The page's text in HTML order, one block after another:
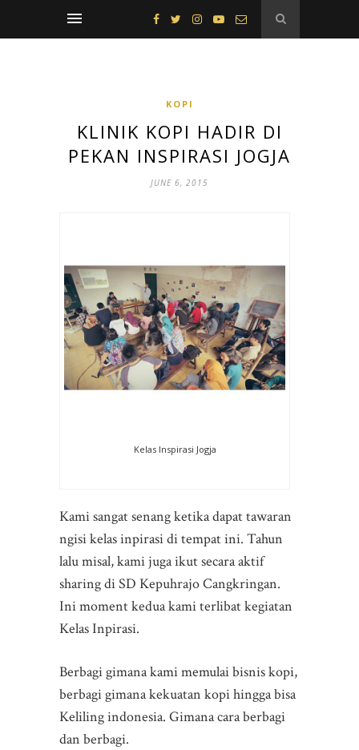
KOPI
KLINIK KOPI HADIR DI
PEKAN INSPIRASI JOGJA
JUNE 6, 2015
Kelas Inspirasi Jogja
Kami sangat senang ketika dapat tawaran
ngisi kelas inpirasi di tempat ini. Tahun
lalu misal, kami juga ikut secara aktif
sharing di SD Kepuhrajo Cangkringan.
Ini moment kedua kami terlibat kegiatan
Kelas Inpirasi.
Berbagi gimana kami memulai bisnis kopi,
berbagi gimana kekuatan kopi hingga bisa
Keliling indonesia. Gimana cara berbagi
dan berbagi.